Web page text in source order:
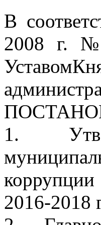
В
2008 г. №
1.
2016-2018